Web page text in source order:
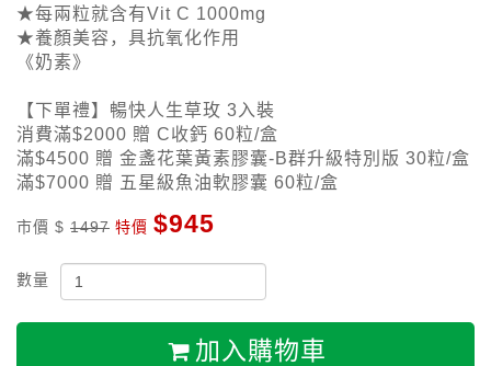
★每兩粒就含有Vit C 1000mg
★養顏美容，具抗氧化作用
《奶素》
【下單禮】暢快人生草玫 3入裝
消費滿$2000 贈 C收鈣 60粒/盒
滿$4500 贈 金盞花葉黃素膠囊-B群升級特別版 30粒/盒
滿$7000 贈 五星級魚油軟膠囊 60粒/盒
市價 $ 1497 特價 $945
數量
加入購物車